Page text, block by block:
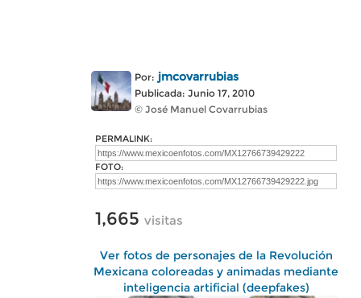
Por: jmcovarrubias
Publicada: Junio 17, 2010
© José Manuel Covarrubias
PERMALINK:
FOTO:
1,665 visitas
Ver fotos de personajes de la Revolución
Mexicana coloreadas y animadas mediante
inteligencia artificial (deepfakes)